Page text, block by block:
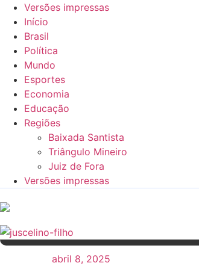
Versões impressas
Início
Brasil
Política
Mundo
Esportes
Economia
Educação
Regiões
Baixada Santista
Triângulo Mineiro
Juiz de Fora
Versões impressas
abril 8, 2025